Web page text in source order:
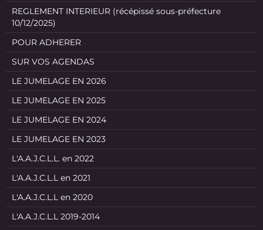
REGLEMENT INTERIEUR (récépissé sous-préfecture
10/12/2025)
POUR ADHERER
SUR VOS AGENDAS
LE JUMELAGE EN 2026
LE JUMELAGE EN 2025
LE JUMELAGE EN 2024
LE JUMELAGE EN 2023
L'A.A.J.C.L.L. en 2022
L'A.A.J.C.L.L en 2021
L'A.A.J.C.L.L en 2020
L'A.A.J.C.L.L 2019-2014